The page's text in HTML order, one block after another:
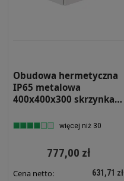
Obudowa hermetyczna
IP65 metalowa
400x400x300 skrzynka
więcej niż 30
777,00 zł
Cena netto: 631,71 zł